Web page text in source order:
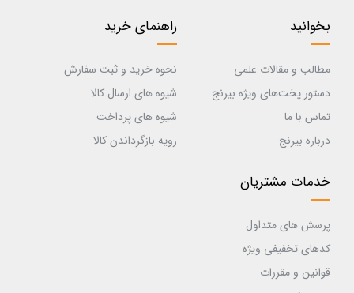
بخوانید
مطالب و مقالات علمی
دستور پخت‌های ویژه بیرنج
تماس با ما
درباره بیرنج
راهنمای خرید
نحوه خرید و ثبت سفارش
شیوه های ارسال کالا
شیوه های پرداخت
رویه بازگرداندن کالا
خدمات مشتریان
پرسش های متداول
کدهای تخفیفی ویژه
قوانین و مقررات